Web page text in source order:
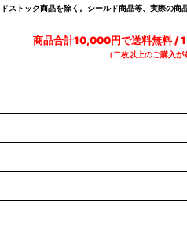
ストック商品を除く。シールド商品等、実際の
商品合計10,000円で送料無料 /
（二枚以上のご購入が